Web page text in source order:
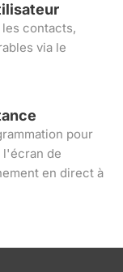
contacts,
via le
pour
l'écran de
en direct à